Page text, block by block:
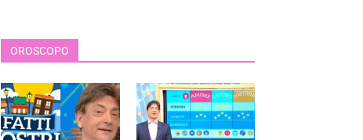
OROSCOPO